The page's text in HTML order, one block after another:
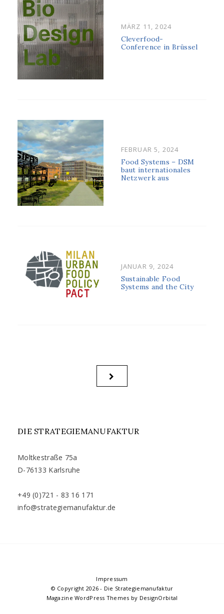
POSTED
ON
MÄRZ 11, 2024
Cleverfood-
Conference in Brüssel
POSTED
ON
FEBRUAR 5, 2024
Food Systems – DSM
baut internationales
Netzwerk aus
POSTED
ON
JANUAR 9, 2024
Sustainable Food
Systems and the City
Beitragsnavigation
NEXT
PAGE
DIE STRATEGIEMANUFAKTUR
Moltkestraße 75a
D-76133 Karlsruhe
+49 (0)721 - 83 16 171
info@strategiemanufaktur.de
Impressum
© Copyright 2026- Die Strategiemanufaktur
Magazine WordPress Themes by DesignOrbital